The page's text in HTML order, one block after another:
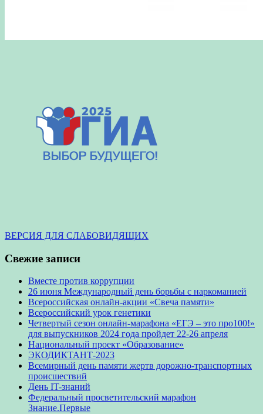
ВЕРСИЯ ДЛЯ СЛАБОВИДЯЩИХ
Свежие записи
Вместе против коррупции
26 июня Международный день борьбы с наркоманией
Всероссийская онлайн-акции «Свеча памяти»
Всероссийский урок генетики
Четвертый сезон онлайн-марафона «ЕГЭ – это про100!»
для выпускников 2024 года пройдет 22-26 апреля
Национальный проект «Образование»
ЭКОДИКТАНТ-2023
Всемирный день памяти жертв дорожно-транспортных
происшествий
День IT-знаний
Федеральный просветительский марафон
Знание.Первые